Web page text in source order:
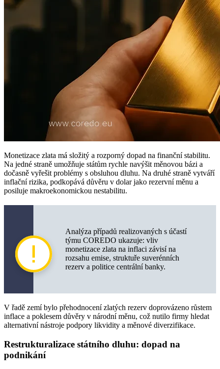
Monetizace zlata má složitý a rozporný dopad na finanční stabilitu.
Na jedné straně umožňuje státům rychle navýšit měnovou bázi a
dočasně vyřešit problémy s obsluhou dluhu. Na druhé straně vytváří
inflační rizika, podkopává důvěru v dolar jako rezervní měnu a
posiluje makroekonomickou nestabilitu.
Analýza případů realizovaných s účastí
týmu COREDO ukazuje: vliv
monetizace zlata na inflaci závisí na
rozsahu emise, struktuře suverénních
rezerv a politice centrální banky.
V řadě zemí bylo přehodnocení zlatých rezerv doprovázeno růstem
inflace a poklesem důvěry v národní měnu, což nutilo firmy hledat
alternativní nástroje podpory likvidity a měnové diverzifikace.
Restrukturalizace státního dluhu: dopad na
podnikání